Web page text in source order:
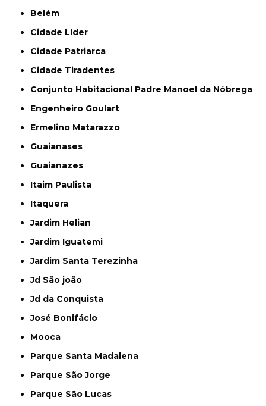
Belém
Cidade Líder
Cidade Patriarca
Cidade Tiradentes
Conjunto Habitacional Padre Manoel da Nóbrega
Engenheiro Goulart
Ermelino Matarazzo
Guaianases
Guaianazes
Itaim Paulista
Itaquera
Jardim Helian
Jardim Iguatemi
Jardim Santa Terezinha
Jd São joão
Jd da Conquista
José Bonifácio
Mooca
Parque Santa Madalena
Parque São Jorge
Parque São Lucas